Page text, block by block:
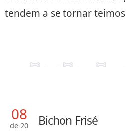
tendem a se tornar
08
de 20 Bichon Frisé